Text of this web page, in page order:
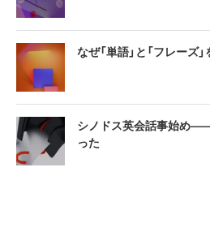
なぜ「単語」と「フレーズ
シノドス英会話事始め
った